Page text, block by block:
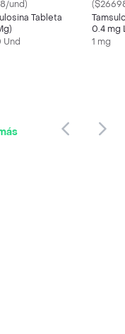
und)
Tableta
Und
0.4 mg
1 mg